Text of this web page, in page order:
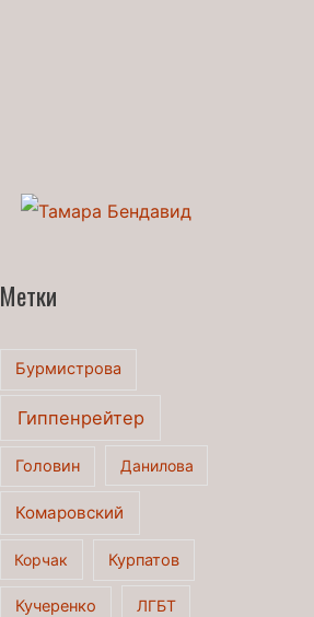
Метки
Бурмистрова
Гиппенрейтер
Головин Данилова
Комаровский
Корчак Курпатов
Кучеренко ЛГБТ